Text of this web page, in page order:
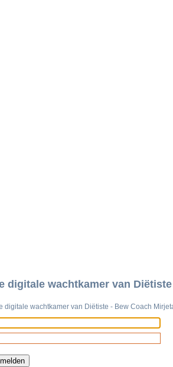
digitale wachtkamer van
digitale wachtkamer van Diëtiste - Bew Coach